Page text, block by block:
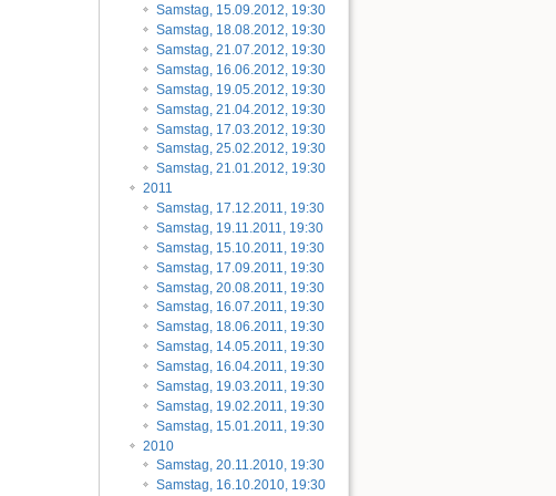
Samstag, 15.09.2012, 19:30
Samstag, 18.08.2012, 19:30
Samstag, 21.07.2012, 19:30
Samstag, 16.06.2012, 19:30
Samstag, 19.05.2012, 19:30
Samstag, 21.04.2012, 19:30
Samstag, 17.03.2012, 19:30
Samstag, 25.02.2012, 19:30
Samstag, 21.01.2012, 19:30
2011
Samstag, 17.12.2011, 19:30
Samstag, 19.11.2011, 19:30
Samstag, 15.10.2011, 19:30
Samstag, 17.09.2011, 19:30
Samstag, 20.08.2011, 19:30
Samstag, 16.07.2011, 19:30
Samstag, 18.06.2011, 19:30
Samstag, 14.05.2011, 19:30
Samstag, 16.04.2011, 19:30
Samstag, 19.03.2011, 19:30
Samstag, 19.02.2011, 19:30
Samstag, 15.01.2011, 19:30
2010
Samstag, 20.11.2010, 19:30
Samstag, 16.10.2010, 19:30